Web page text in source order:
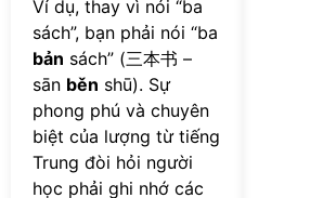
Ví dụ, thay vì nói “ba
sách”, bạn phải nói “ba
bản sách” (三本书 –
sān běn shū). Sự
phong phú và chuyên
biệt của lượng từ tiếng
Trung đòi hỏi người
học phải ghi nhớ các